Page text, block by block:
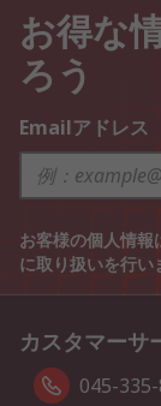
お得な
ろう
Emailアドレス
お客様の個人情報
に取り扱いを行い
カスタマーサ
045-335-